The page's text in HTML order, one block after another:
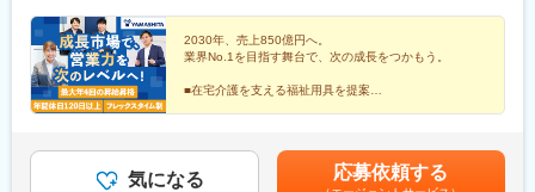
阜市）・三重県（四日市市）■信越・北陸■・長野県（長野市）・
山梨県（甲府市）・石川県（金沢市）・富山県（富山市）・福井
県（福井市）■関西■・大阪府・兵庫県（神戸市／尼崎市／姫路
市）・京都府（京都市）・奈良県（奈良市／天理市）・滋賀県
（大津市／彦根市）・和歌山県（和歌山市／田辺市）■中国■・広
九州■・福岡県（福岡市）
駅、おゆみ野駅、市川駅、動物公園駅、常陸青柳駅、駅東公園前
駅、足利駅、前橋大島駅、黄金駅(愛知県)、黒川駅(愛知県)、笠寺
駅、本山駅(愛知県)、土橋駅(愛知県)、市役所前駅(愛知県)、岩倉
駅(愛知県)、静岡駅、大岡駅(静岡県)、富士駅、藤枝駅、天竜川
駅、細畑駅、中川原駅、安茂里駅、酒折駅、西金沢駅、南富山
府)、新金岡駅、藤井寺駅、東部市場前駅、南吹田駅、大開駅、立
花駅、飾磨駅、竹田駅(京都府)、北山駅(京都府)、上桂駅、前栽
2030年、売上850億円へ。
業界No.1を目指す舞台で、次の成長をつかもう。
■在宅介護を支える福祉用具を提案
■20～30代活躍中
気になる 応募依頼する